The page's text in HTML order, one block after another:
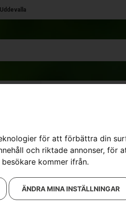
för att förbättra din
och riktade annonser, för
kommer ifrån.
ÄNDRA MINA INSTÄLLNINGAR